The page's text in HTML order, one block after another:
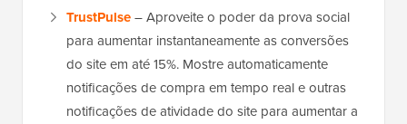
TrustPulse– Aproveite o poder da prova social
para aumentar instantaneamente as conversões
do site em até 15%. Mostre automaticamente
notificações de compra em tempo real e outras
notificações de atividade do site para aumentar a